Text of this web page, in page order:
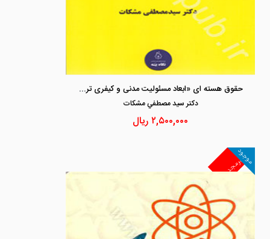
حقوق هسته ای «ابعاد مسئولیت مدنی و کیفری تروریسم هسته ای از منظر حقوق بین الملل ، ایران و کانادا »
دكتر سيد مصطفي مشكات
۲,۵۰۰,۰۰۰ریال
غیرمجد
موجود